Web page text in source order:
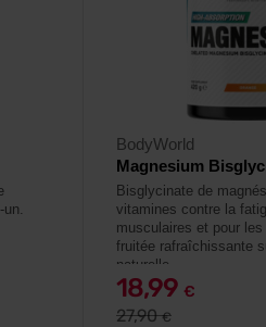
BodyWorld
Magnesium
Bisglycinate de
vitamines contre la
musculaires et pour
fruitée rafraîchissante
naturelle.
18,99 €
27,90€